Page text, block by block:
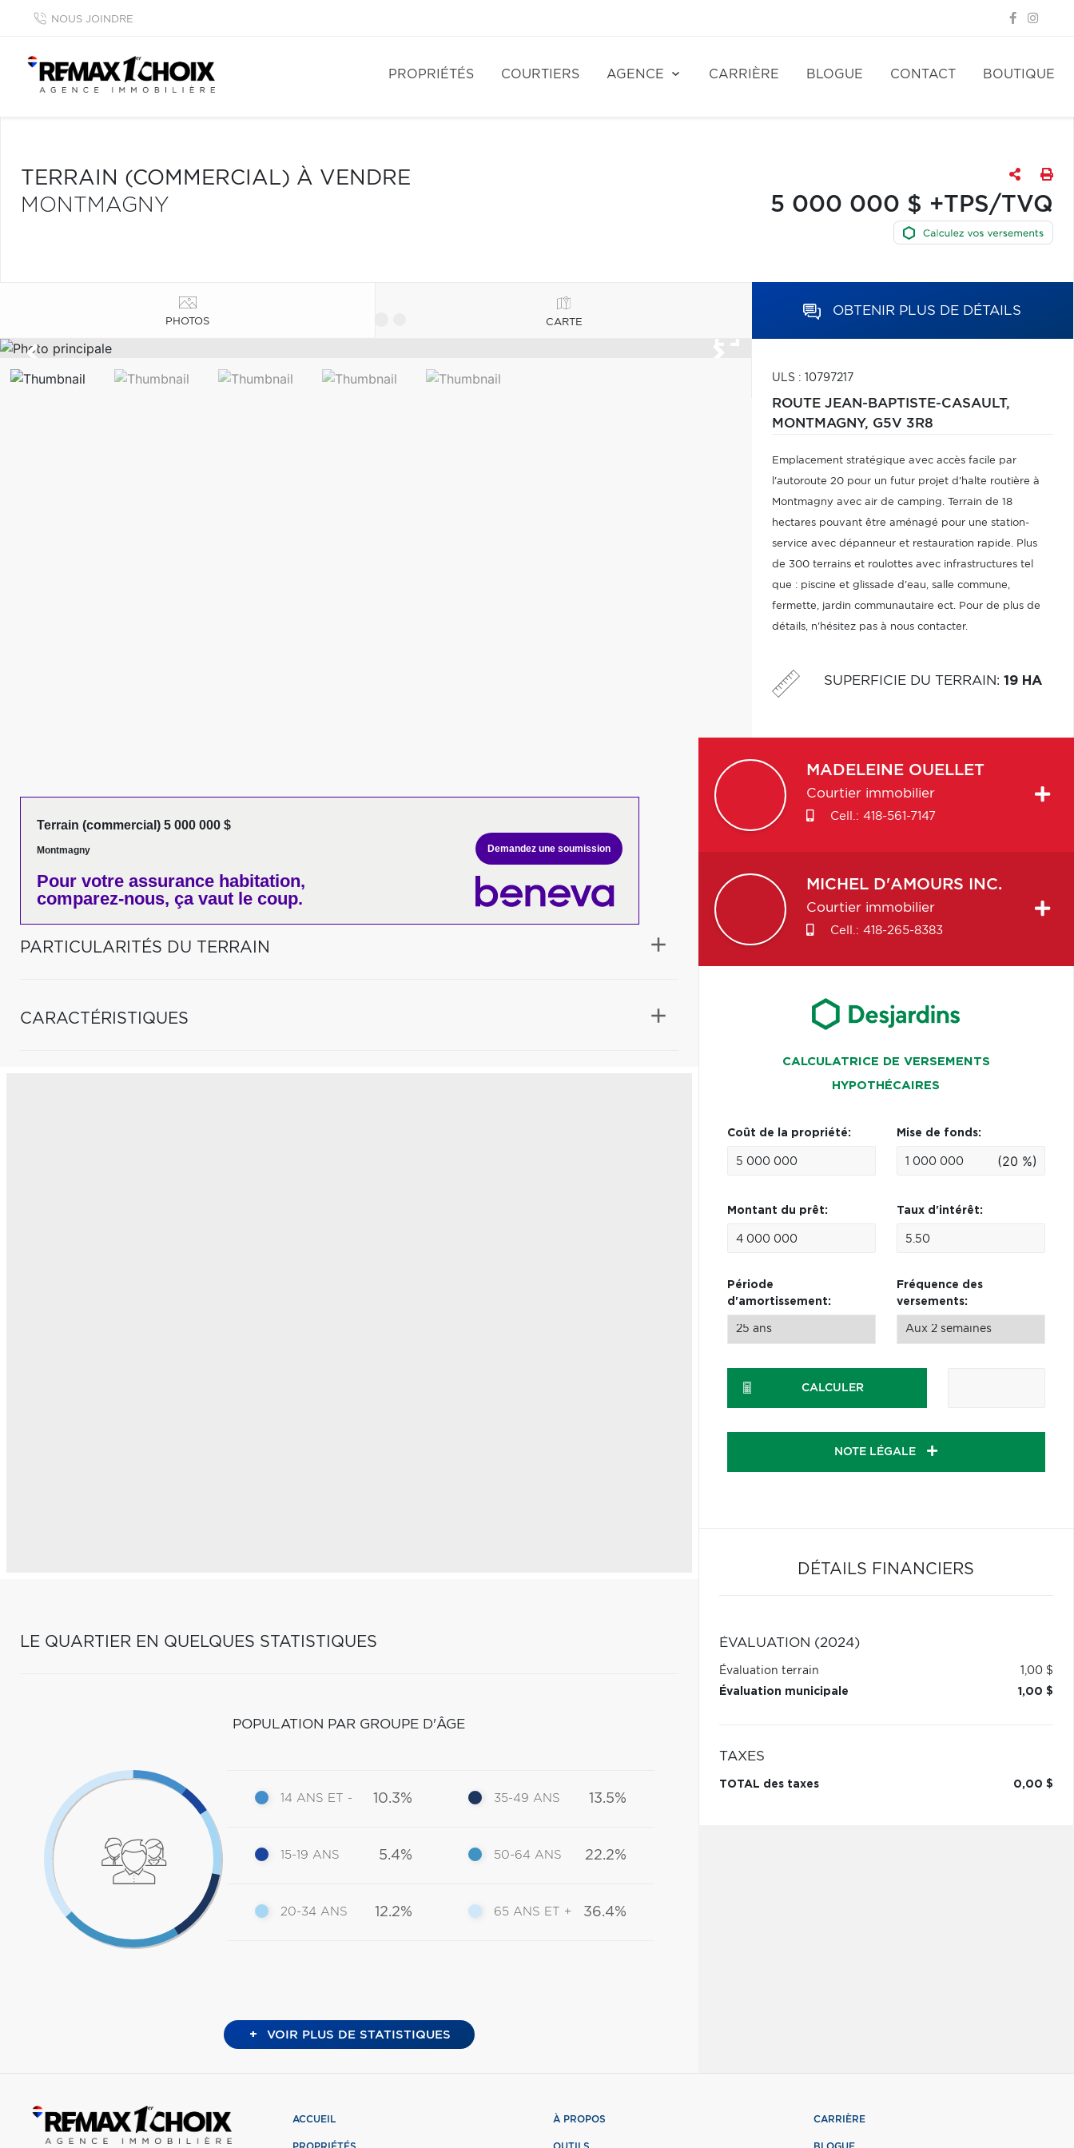
NOUS JOINDRE
PROPRIÉTÉS COURTIERS AGENCE CARRIÈRE BLOGUE CONTACT BOUTIQUE
TERRAIN (COMMERCIAL) À VENDRE
MONTMAGNY
5 000 000 $ +TPS/TVQ
PHOTOS CARTE
OBTENIR PLUS DE DÉTAILS
ULS : 10797217
ROUTE JEAN-BAPTISTE-CASAULT,
MONTMAGNY, G5V 3R8
Emplacement stratégique avec accès facile par
l'autoroute 20 pour un futur projet d'halte routière à
Montmagny avec air de camping. Terrain de 18
hectares pouvant être aménagé pour une station-
service avec dépanneur et restauration rapide. Plus
de 300 terrains et roulottes avec infrastructures tel
que : piscine et glissade d'eau, salle commune,
fermette, jardin communautaire ect. Pour de plus de
détails, n'hésitez pas à nous contacter.
SUPERFICIE DU TERRAIN: 19 HA
Terrain (commercial) 5 000 000 $
Montmagny
Pour votre assurance habitation,
comparez-nous, ça vaut le coup.
Demandez une soumission
PARTICULARITÉS DU TERRAIN
CARACTÉRISTIQUES
LE QUARTIER EN QUELQUES STATISTIQUES
POPULATION PAR GROUPE D'ÂGE
14 ANS ET - 10.3%
15-19 ANS 5.4%
20-34 ANS 12.2%
35-49 ANS 13.5%
50-64 ANS 22.2%
65 ANS ET + 36.4%
+ VOIR PLUS DE STATISTIQUES
MADELEINE OUELLET
Courtier immobilier
Cell.: 418-561-7147
MICHEL D'AMOURS INC.
Courtier immobilier
Cell.: 418-265-8383
CALCULATRICE DE VERSEMENTS
HYPOTHÉCAIRES
Coût de la propriété: Mise de fonds:
(20 %)
Montant du prêt: Taux d'intérêt:
Période
d'amortissement:
Fréquence des
versements:
CALCULER
NOTE LÉGALE
DÉTAILS FINANCIERS
ÉVALUATION (2024)
Évaluation terrain
1,00 $
Évaluation municipale
1,00 $
TAXES
TOTAL des taxes 0,00 $
ACCUEIL À PROPOS CARRIÈRE